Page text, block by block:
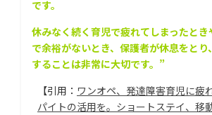
です。
休みなく続く育児で疲れてしまったと
で余裕がないとき、保護者が休息をとり
することは非常に大切です。”
【引用： ワンオペ、発達障害育児に疲
パイトの活用を。ショートステイ、移